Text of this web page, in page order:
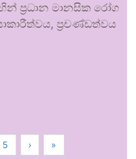
ප්‍රධාන මානසික රෝග
ප්‍රචණ්ඩත්වය
5 › »